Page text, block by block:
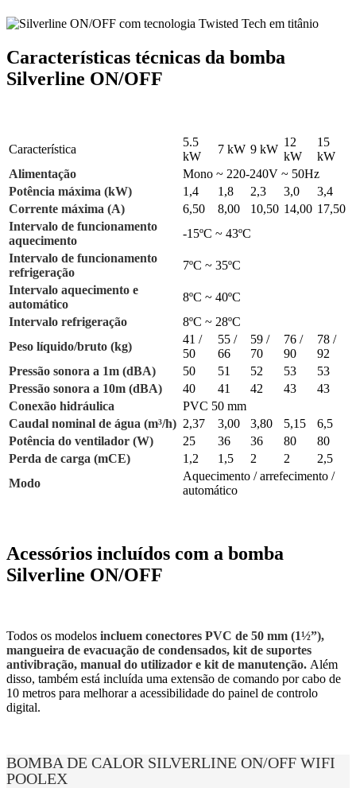
Características técnicas da bomba
Silverline ON/OFF
Característica
5.5
kW
7 kW 9 kW
12
kW
15
kW
Alimentação
Mono ~ 220-240V ~ 50Hz
Potência máxima (kW)
1,4 1,8 2,3 3,0
3,4
Corrente máxima (A)
6,50 8,00 10,50 14,00 17,50
Intervalo de funcionamento
aquecimento
-15ºC ~ 43ºC
Intervalo de funcionamento
refrigeração
7ºC ~ 35ºC
Intervalo aquecimento e
automático
8ºC ~ 40ºC
Intervalo refrigeração
8ºC ~ 28ºC
Peso líquido/bruto (kg)
41 /
50
55 /
66
59 /
70
76 /
90
78 /
92
Pressão sonora a 1m (dBA)
50 51 52 53
53
Pressão sonora a 10m (dBA)
40 41 42 43
43
Conexão hidráulica
PVC 50 mm
Caudal nominal de água (m³/h) 2,37 3,00 3,80 5,15
6,5
Potência do ventilador (W)
25 36 36 80
80
Perda de carga (mCE)
1,2 1,5 2 2
2,5
Modo
Aquecimento / arrefecimento /
automático
Acessórios incluídos com a bomba
Silverline ON/OFF
Todos os modelos incluem conectores PVC de 50 mm (1½”),
mangueira de evacuação de condensados, kit de suportes
antivibração, manual do utilizador e kit de manutenção. Além
disso, também está incluída uma extensão de comando por cabo de
10 metros para melhorar a acessibilidade do painel de controlo
digital.
BOMBA DE CALOR SILVERLINE ON/OFF WIFI
POOLEX